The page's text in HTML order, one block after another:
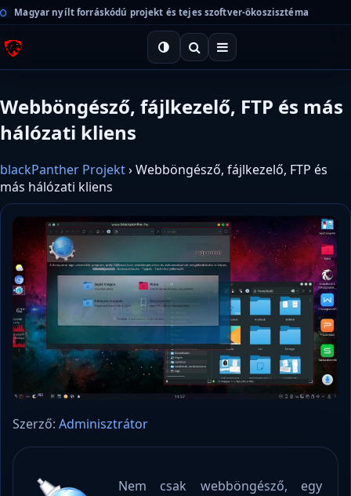
Magyar nyílt forráskódú projekt és tejes szoftver-ökoszisztéma
Webböngésző, fájlkezelő, FTP és más
hálózati kliens
blackPanther Projekt›Webböngésző, fájlkezelő, FTP és
más hálózati kliens
Szerző: Adminisztrátor
Nem csak webböngésző, egy